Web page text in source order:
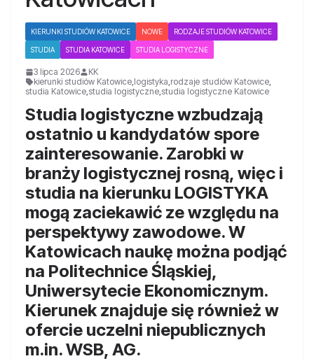
KIERUNKI STUDIÓW KATOWICE NOWE RODZAJE STUDIÓW KATOWICE
STUDIA STUDIA KATOWICE STUDIA LOGISTYCZNE
3 lipca 2026
KK
kierunki studiów Katowice,logistyka,rodzaje studiów Katowice,
studia Katowice,studia logistyczne,studia logistyczne Katowice
Studia logistyczne wzbudzają
ostatnio u kandydatów spore
zainteresowanie. Zarobki w
branży logistycznej rosną, więc i
studia na kierunku LOGISTYKA
mogą zaciekawić ze względu na
perspektywy zawodowe. W
Katowicach naukę można podjąć
na Politechnice Śląskiej,
Uniwersytecie Ekonomicznym.
Kierunek znajduje się również w
ofercie uczelni niepublicznych
m.in. WSB, AG.